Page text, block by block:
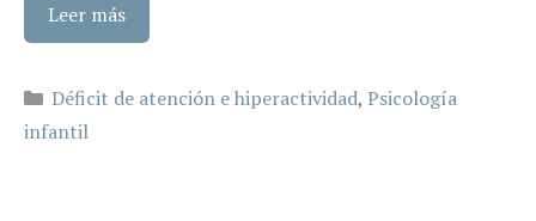
Leer más
Categorías
Déficit de atención e hiperactividad, Psicología
infantil